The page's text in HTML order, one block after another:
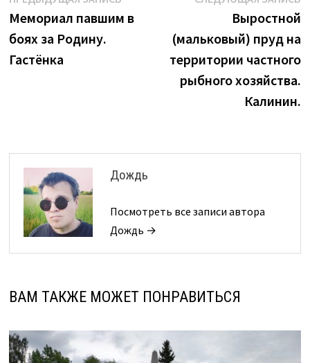
по
записям
запись:
Мемориал павшим в
боях за Родину.
Гастёнка
Выростной
(мальковый) пруд на
территории частного
рыбного хозяйства.
Калинин.
Дождь
Посмотреть все записи автора
Дождь →
ВАМ ТАКЖЕ МОЖЕТ ПОНРАВИТЬСЯ